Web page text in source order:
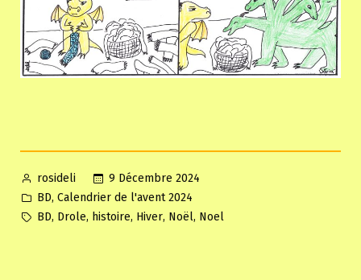
Posted
by
rosideli
9 Décembre 2024
Posted
in
BD, Calendrier de l'avent 2024
Tags:
BD, Drole, histoire, Hiver, Noël, Noel